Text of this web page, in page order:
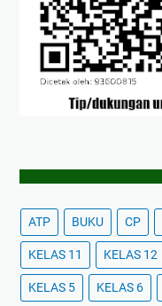
ATP BUKU CP
KELAS 11 KELAS 12
KELAS 5 KELAS 6